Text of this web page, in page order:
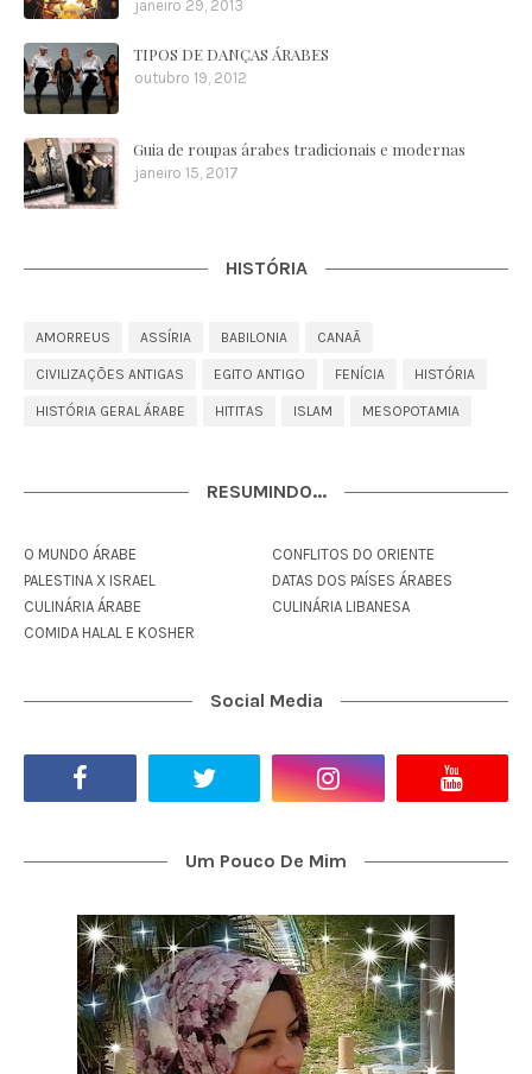
janeiro 29, 2013
TIPOS DE DANÇAS ÁRABES
outubro 19, 2012
Guia de roupas árabes tradicionais e modernas
janeiro 15, 2017
HISTÓRIA
AMORREUS ASSÍRIA BABILONIA CANAÃ
CIVILIZAÇÕES ANTIGAS EGITO ANTIGO FENÍCIA HISTÓRIA
HISTÓRIA GERAL ÁRABE HITITAS ISLAM MESOPOTAMIA
RESUMINDO...
O MUNDO ÁRABE
CONFLITOS DO ORIENTE
PALESTINA X ISRAEL
DATAS DOS PAÍSES ÁRABES
CULINÁRIA ÁRABE
CULINÁRIA LIBANESA
COMIDA HALAL E KOSHER
Social Media
Um Pouco De Mim